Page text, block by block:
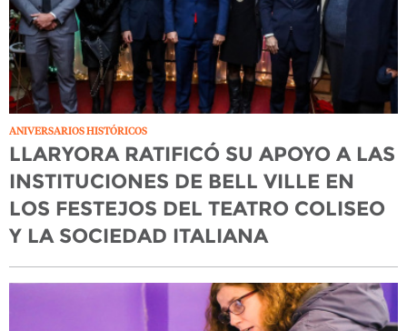
ANIVERSARIOS HISTÓRICOS
LLARYORA RATIFICÓ SU APOYO A LAS
INSTITUCIONES DE BELL VILLE EN
LOS FESTEJOS DEL TEATRO COLISEO
Y LA SOCIEDAD ITALIANA